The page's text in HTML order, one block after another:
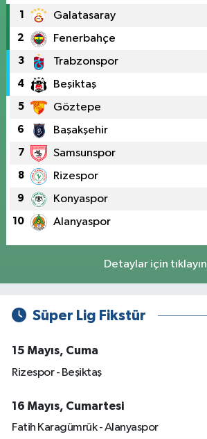
1 Galatasaray
2 Fenerbahçe
3 Trabzonspor
4 Beşiktaş
5 Göztepe
6 Başakşehir
7 Samsunspor
8 Rizespor
9 Konyaspor
10 Alanyaspor
Detaylar için tıklayın
Süper Lig Fikstür
15 Mayıs, Cuma
Rizespor - Beşiktaş
16 Mayıs, Cumartesi
Fatih Karagümrük - Alanyaspor